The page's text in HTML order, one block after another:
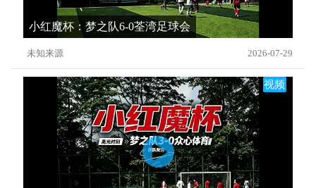
小红魔杯：梦之队6-0荃湾足球会
未知来源 2026-07-29
视频